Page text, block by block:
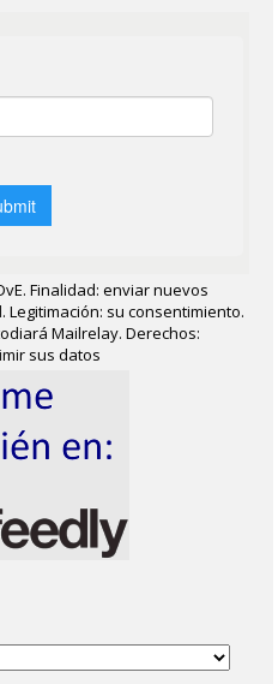
Finalidad: enviar nuevos
su consentimiento.
Mailrelay. Derechos:
sus datos